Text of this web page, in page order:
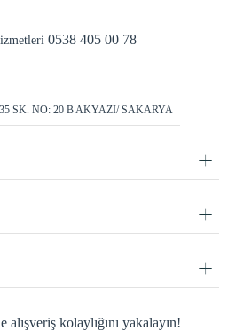
0538 405 00 78
SK. NO: 20 B AKYAZI/ SAKARYA
kolaylığını yakalayın!